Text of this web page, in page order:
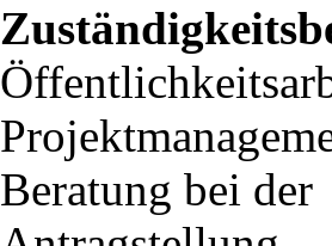
Beratung bei der